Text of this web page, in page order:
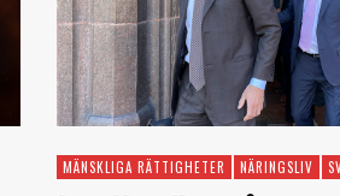
MÄNSKLIGA RÄTTIGHETER NÄRINGSLIV